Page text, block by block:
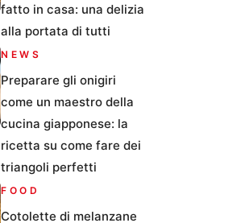
fatto in casa: una delizia
alla portata di tutti
NEWS
Preparare gli onigiri
come un maestro della
cucina giapponese: la
ricetta su come fare dei
triangoli perfetti
FOOD
Cotolette di melanzane